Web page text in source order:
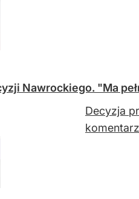
Nawrockiego. "Ma
Decyzja